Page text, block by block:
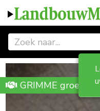
GRIMME groep